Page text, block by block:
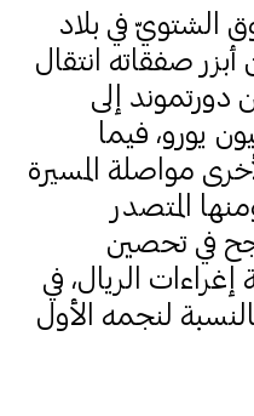
الشتويّ في بلاد
صفقاته انتقال
دورتموند إلى
مقابل 25 مليون يورو، فيما
مواصلة المسيرة
المتصدر
في تحصين
الريال، في
لنجمه الأول